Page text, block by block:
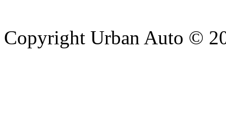
Copyright Urban Auto ©